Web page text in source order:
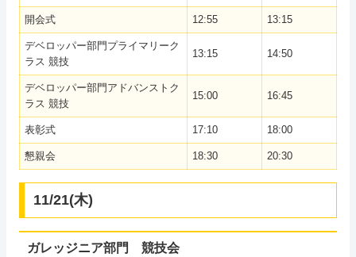
開会式 12:55 13:15
デベロッパー部門プライマリーク
ラス 競技
13:15 14:50
デベロッパー部門アドバンストク
ラス 競技
15:00 16:45
表彰式 17:10 18:00
懇親会 18:30 20:30
11/21(木)
ガレッジニア部門 競技会